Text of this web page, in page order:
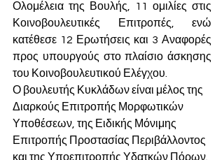
Ολομέλεια της Βουλής, 11 ομιλίες στις
Κοινοβουλευτικές Επιτροπές, ενώ
κατέθεσε 12 Ερωτήσεις και 3 Αναφορές
προς υπουργούς στο πλαίσιο άσκησης
του Κοινοβουλευτικού Ελέγχου.
Ο βουλευτής Κυκλάδων είναι μέλος της
Διαρκούς Επιτροπής Μορφωτικών
Υποθέσεων, της Ειδικής Μόνιμης
Επιτροπής Προστασίας Περιβάλλοντος
και της Υποεπιτροπής Υδατκών Πόρων.